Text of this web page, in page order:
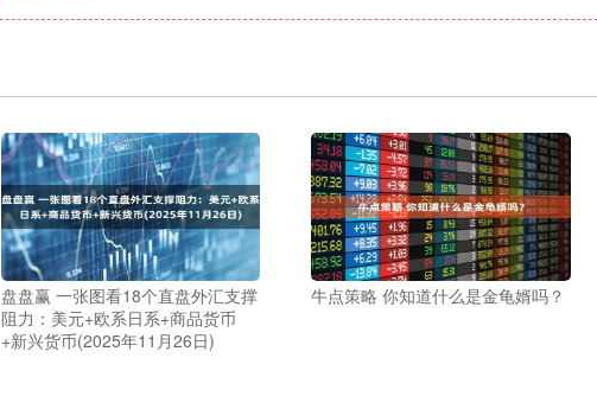
盘盘赢 一张图看18个直盘外汇支撑
阻力：美元+欧系日系+商品货币
+新兴货币(2025年11月26日)
牛点策略 你知道什么是金龟婿吗？